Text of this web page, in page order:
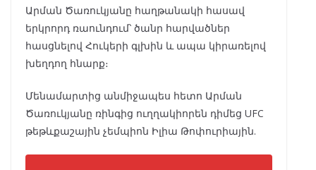
Արման Ծառուկյանը հաղթանակի հասավ
երկրորդ ռաունդում՝ ծանր հարվածներ
հասցնելով Հուկերի գլխին և ապա կիրառելով
խեղդող հնարք։
Մենամարտից անմիջապես հետո Արման
Ծառուկյանը ռինգից ուղղակիորեն դիմեց UFC
թեթևքաշային չեմպիոն Իլիա Թոփուրիային.